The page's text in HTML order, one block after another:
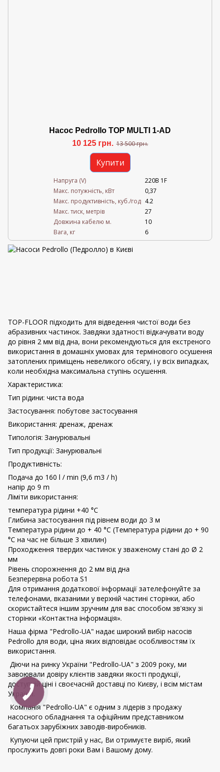
Насос Pedrollo TOP MULTI 1-AD
10 125 грн. 13 500 грн.
Купити
Напруга (V)
220В 1F
Mакс. потужність, кВт
0,37
Mакс. продуктивність, куб./год 4.2
Maкс. тиск, метрів
27
Довжина кабелю м.
10
Вага, кг
6
TOP-FLOOR підходить для відведення чистої води без
абразивних частинок. Завдяки здатності відкачувати воду
до рівня 2 мм від дна, вони рекомендуються для екстреного
використання в домашніх умовах для термінового осушення
затоплених приміщень невеликого обсягу, і у всіх випадках,
коли необхідна максимальна ступінь осушення.
Характеристика:
Тип рідини: чиста вода
Застосування: побутове застосування
Використання: дренаж, дренаж
Типологія: Занурювальні
Тип продукції: Занурювальні
Продуктивність:
Подача до 160 l / min (9,6 m3 / h)
напір до 9 m
Ліміти використання:
температура рідини +40 °C
Глибина застосування під рівнем води до 3 м
Температура рідини до + 40 °C (Температура рідини до + 90
°C на час не більше 3 хвилин)
Проходження твердих частинок у зваженому стані до Ø 2
мм
Рівень спорожнення до 2 мм від дна
Безперервна робота S1
Для отримання додаткової інформації зателефонуйте за
телефонами, вказаними у верхній частині сторінки, або
скористайтеся іншим зручним для вас способом зв'язку зі
сторінки «Контактна інформація».
Наша фірма "Pedrollo-UA" надає широкий вибір насосів
Pedrollo для води, ціна яких відповідає особливостям їх
використання.
Діючи на ринку України "Pedrollo-UA" з 2009 року, ми
завоювали довіру клієнтів завдяки якості продукції,
доступній ціні і своєчасній доставці по Києву, і всім містам
України.
Компанія "Pedrollo-UA" є одним з лідерів з продажу
насосного обладнання та офіційним представником
багатьох зарубіжних заводів-виробників.
Купуючи цей пристрій у нас, Ви отримуєте виріб, який
прослужить довгі роки Вам і Вашому дому.